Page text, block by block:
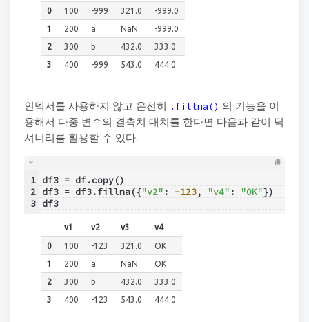
0 100 -999 321.0
-999.0
1
200 a NaN
-999.0
2
300 b 432.0
333.0
3
400 -999 543.0 444.0
인덱서를 사용하지 않고 온전히 .fillna() 의 기능을 이
용해서 다중 변수의 결측치 대치를 한다면 다음과 같이 딕
셔너리를 활용할 수 있다.
1
2
3
df3 = df.copy()
df3 = df3.fillna({"v2" : -123, "v4" : "OK"})
df3
v1 v2 v3 v4
0 100 -123 321.0
OK
1
200 a NaN
OK
2
300 b 432.0
333.0
3
400 -123 543.0 444.0